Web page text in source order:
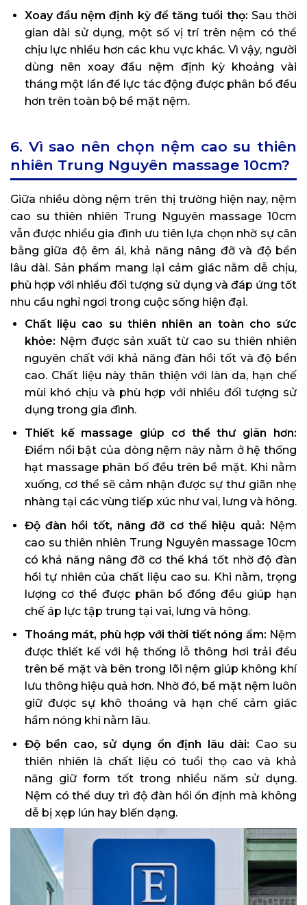
Xoay đầu nệm định kỳ để tăng tuổi thọ: Sau thời
gian dài sử dụng, một số vị trí trên nệm có thể
chịu lực nhiều hơn các khu vực khác. Vì vậy, người
dùng nên xoay đầu nệm định kỳ khoảng vài
tháng một lần để lực tác động được phân bổ đều
hơn trên toàn bộ bề mặt nệm.
6. Vì sao nên chọn nệm cao su thiên
nhiên Trung Nguyên massage 10cm?
Giữa nhiều dòng nệm trên thị trường hiện nay, nệm
cao su thiên nhiên Trung Nguyên massage 10cm
vẫn được nhiều gia đình ưu tiên lựa chọn nhờ sự cân
bằng giữa độ êm ái, khả năng nâng đỡ và độ bền
lâu dài. Sản phẩm mang lại cảm giác nằm dễ chịu,
phù hợp với nhiều đối tượng sử dụng và đáp ứng tốt
nhu cầu nghỉ ngơi trong cuộc sống hiện đại.
Chất liệu cao su thiên nhiên an toàn cho sức
khỏe: Nệm được sản xuất từ cao su thiên nhiên
nguyên chất với khả năng đàn hồi tốt và độ bền
cao. Chất liệu này thân thiện với làn da, hạn chế
mùi khó chịu và phù hợp với nhiều đối tượng sử
dụng trong gia đình.
Thiết kế massage giúp cơ thể thư giãn hơn:
Điểm nổi bật của dòng nệm này nằm ở hệ thống
hạt massage phân bố đều trên bề mặt. Khi nằm
xuống, cơ thể sẽ cảm nhận được sự thư giãn nhẹ
nhàng tại các vùng tiếp xúc như vai, lưng và hông.
Độ đàn hồi tốt, nâng đỡ cơ thể hiệu quả: Nệm
cao su thiên nhiên Trung Nguyên massage 10cm
có khả năng nâng đỡ cơ thể khá tốt nhờ độ đàn
hồi tự nhiên của chất liệu cao su. Khi nằm, trọng
lượng cơ thể được phân bổ đồng đều giúp hạn
chế áp lực tập trung tại vai, lưng và hông.
Thoáng mát, phù hợp với thời tiết nóng ẩm: Nệm
được thiết kế với hệ thống lỗ thông hơi trải đều
trên bề mặt và bên trong lõi nệm giúp không khí
lưu thông hiệu quả hơn. Nhờ đó, bề mặt nệm luôn
giữ được sự khô thoáng và hạn chế cảm giác
hầm nóng khi nằm lâu.
Độ bền cao, sử dụng ổn định lâu dài: Cao su
thiên nhiên là chất liệu có tuổi thọ cao và khả
năng giữ form tốt trong nhiều năm sử dụng.
Nệm có thể duy trì độ đàn hồi ổn định mà không
dễ bị xẹp lún hay biến dạng.